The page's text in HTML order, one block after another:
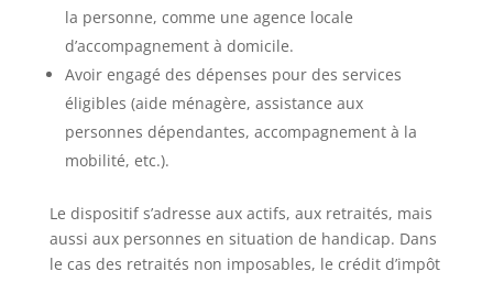
la personne, comme une agence locale
d’accompagnement à domicile.
Avoir engagé des dépenses pour des services
éligibles (aide ménagère, assistance aux
personnes dépendantes, accompagnement à la
mobilité, etc.).
Le dispositif s’adresse aux actifs, aux retraités, mais
aussi aux personnes en situation de handicap. Dans
le cas des retraités non imposables, le crédit d’impôt